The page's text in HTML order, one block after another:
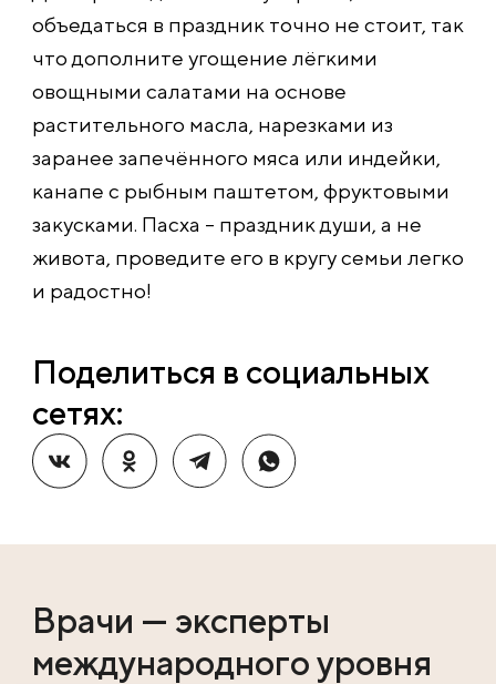
объедаться в праздник точно не стоит, так
что дополните угощение лёгкими
овощными салатами на основе
растительного масла, нарезками из
заранее запечённого мяса или индейки,
канапе с рыбным паштетом, фруктовыми
закусками. Пасха – праздник души, а не
живота, проведите его в кругу семьи легко
и радостно!
Поделиться в социальных
сетях:
Врачи — эксперты
международного уровня